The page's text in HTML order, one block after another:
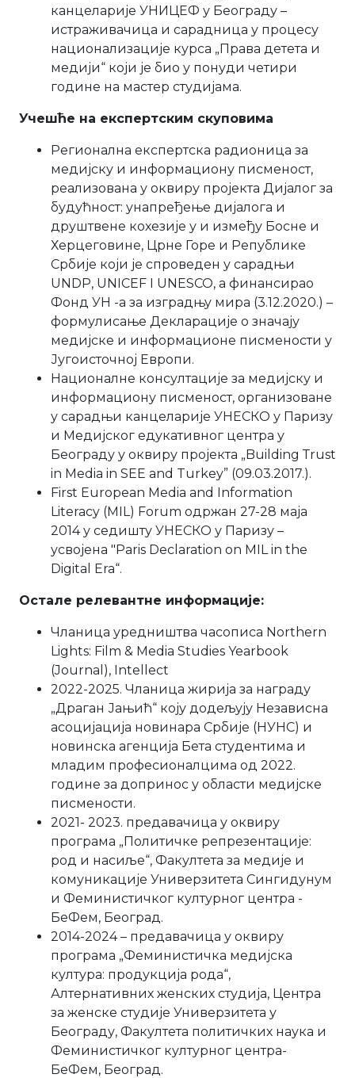
канцеларије УНИЦЕФ у Београду –
истраживачица и сарадница у процесу
национализације курса „Права детета и
медији“ који је био у понуди четири
године на мастер студијама.
Учешће на експертским скуповима
Регионална експертска радионица за
медијску и информациону писменост,
реализована у оквиру пројекта Дијалог за
будућност: унапређење дијалога и
друштвене кохезије у и између Босне и
Херцеговине, Црне Горе и Републике
Србије који је спроведен у сарадњи
UNDP, UNICEF I UNESCO, а финансирао
Фонд УН -a за изградњу мира (3.12.2020.) –
формулисање Декларације о значају
медијске и информационе писмености у
Југоисточној Европи.
Националне консултације за медијску и
информациону писменост, организоване
у сарадњи канцеларије УНЕСКО у Паризу
и Медијског едукативног центра у
Београду у оквиру пројекта „Building Тrust
in Мedia in SEE and Turkey” (09.03.2017.).
First European Media and Information
Literacy (MIL) Forum одржан 27-28 мaја
2014 у седишту УНЕСКО у Паризу –
усвојена "Paris Declaration on MIL in the
Digital Era“.
Остале релевантне информације:
Чланица уредништва часописа Northern
Lights: Film & Media Studies Yearbook
(Journal), Intellect
2022-2025. Чланица жирија за награду
„Драган Јањић“ коју додељују Независна
асоцијација новинара Србије (НУНС) и
новинска агенција Бета студентима и
младим професионалцима од 2022.
године за допринос у области медијске
писмености.
2021- 2023. предавачица у оквиру
програма „Политичке репрезентације:
род и насиље“, Факултета за медије и
комуникације Универзитета Сингидунум
и Феминистичког културног центра -
БеФем, Београд.
2014-2024 – предавачица у оквиру
програма „Феминистичка медијска
култура: продукција рода“,
Алтернативних женских студија, Центра
за женске студије Универзитета у
Београду, Факултета политичких наука и
Феминистичког културног центра-
БеФем, Београд.